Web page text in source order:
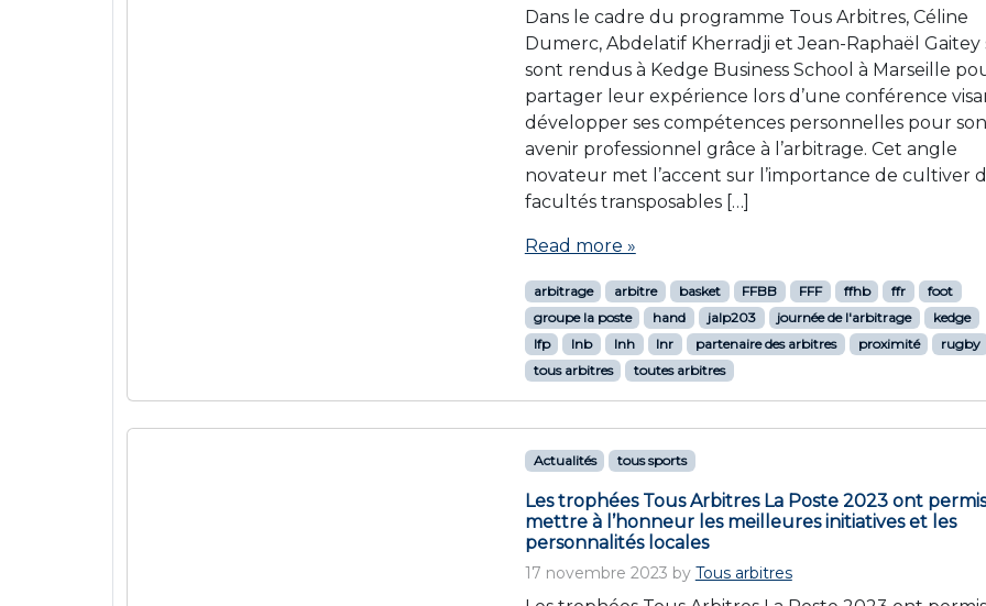
Dans le cadre du programme Tous Arbitres, Céline
Dumerc, Abdelatif Kherradji et Jean-Raphaël Gaitey
sont rendus à Kedge Business School à Marseille
partager leur expérience lors d’une conférence
développer ses compétences personnelles pour son
avenir professionnel grâce à l’arbitrage. Cet angle
novateur met l’accent sur l’importance de cultiver
facultés transposables […]
Read more »
arbitrage arbitre basket FFBB FFF ffhb ffr
foot
groupe la poste
hand jalp203 journée de l'arbitrage
kedge
lfp
lnb lnh lnr partenaire des arbitres proximité
rugby
tous arbitres
toutes arbitres
Actualités tous sports
Les trophées Tous Arbitres La Poste 2023 ont
mettre à l’honneur les meilleures initiatives et les
personnalités locales
17 novembre 2023 by Tous arbitres